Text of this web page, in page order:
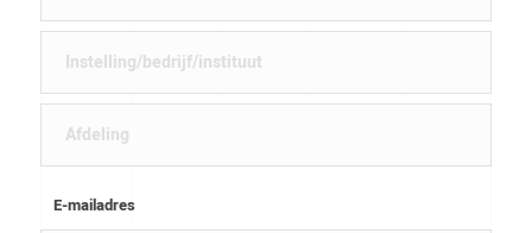
E-mailadres